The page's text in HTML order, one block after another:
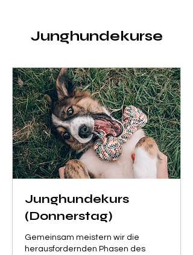
Junghundekurse
Junghundekurs
(Donnerstag)
Gemeinsam meistern wir die
herausfordernden Phasen des